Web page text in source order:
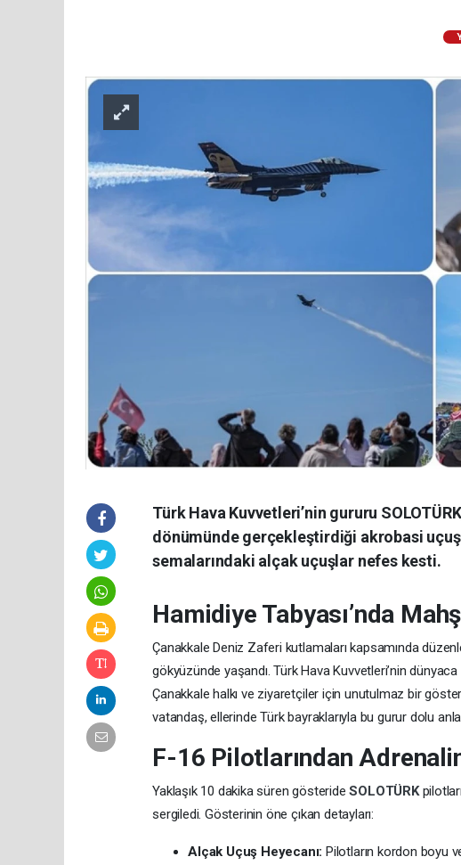
Türk Hava Kuvvetleri’nin gururu
dönümünde gerçekleştirdiği akrobasi
semalarındaki alçak uçuşlar nefes kesti.
Hamidiye Tabyası’nda
Çanakkale Deniz Zaferi kutlamaları kapsamında
gökyüzünde yaşandı. Türk Hava Kuvvetleri’nin
Çanakkale halkı ve ziyaretçiler için unutulmaz bir
vatandaş, ellerinde Türk bayraklarıyla bu gurur dolu
F-16 Pilotlarından
Yaklaşık 10 dakika süren gösterideSOLOTÜRK
sergiledi. Gösterinin öne çıkan detayları:
Alçak Uçuş Heyecanı: Pilotların kordon boyu